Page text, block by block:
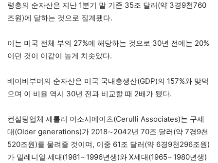
령층의 순자산은 지난 1분기 말 기준 35조 달러(약 3경9천760
조원)에 달하는 것으로 집계됐다.
이는 미국 전체 부의 27%에 해당하는 것으로 30년 전에는 20%
이던 것이 이같이 높게 치솟았다.
베이비부머의 순자산은 미국 국내총생산(GDP)의 157%와 맞먹
으며 이 비율 역시 30년 전과 비교할 때 2배가 됐다.
컨설팅업체 세룰리 어소시에이츠(Cerulli Associates)는 구세
대(Older generations)가 2018∼2042년 70조 달러(약 7경9천
520조원)를 물려줄 것이며, 이중 61조 달러(약 6경9천296조원)
가 밀레니얼 세대(1981∼1996년생)와 X세대(1965∼1980년생)